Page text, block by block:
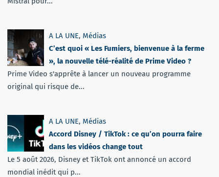
A LA UNE, Médias
C’est quoi « Les Fumiers, bienvenue à la ferme
», la nouvelle télé-réalité de Prime Video ?
Prime Video s'apprête à lancer un nouveau programme
original qui risque de...
A LA UNE, Médias
Accord Disney / TikTok : ce qu’on pourra faire
dans les vidéos change tout
Le 5 août 2026, Disney et TikTok ont annoncé un accord
mondial inédit qui p...